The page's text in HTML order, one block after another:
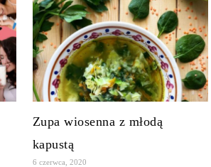
Zupa wiosenna z młodą
kapustą
6 czerwca, 2020